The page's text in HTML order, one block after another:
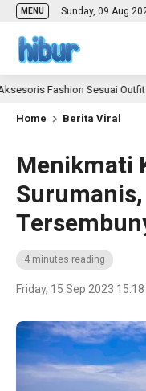
MENU Sunday, 09 Aug
Fashion Sesuai Outfit 2026
Home Berita Viral
Menikmati
4 minutes reading
Friday, 15 Sep 2023 15:18